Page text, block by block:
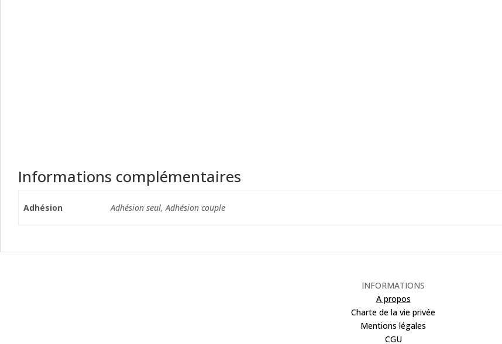
Informations complémentaires
Adhésion Adhésion seul, Adhésion couple
INFORMATIONS
A propos
Charte de la vie privée
Mentions légales
CGU